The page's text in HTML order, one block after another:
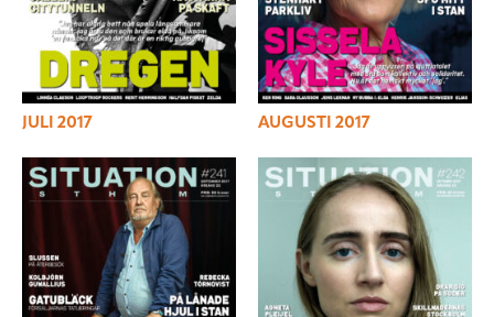
JULI 2017 AUGUSTI 2017